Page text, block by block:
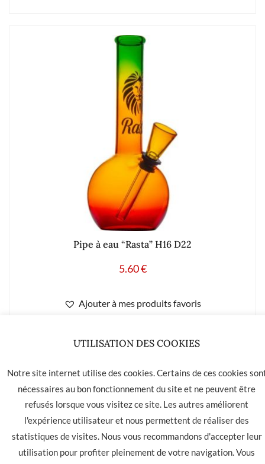
Pipe à eau “Rasta” H16 D22
5.60€
Ajouter à mes produits favoris
LA HAVANE 40 bis rue des Tilleuls 30900 NIMES - Tél: 04 66
05 01 31
Contact CGU CGV
UTILISATION DES COOKIES
Notre site internet utilise des cookies. Certains de ces cookies
nécessaires au bon fonctionnement du site et ne peuvent être
refusés lorsque vous visitez ce site. Les autres améliorent
l'expérience utilisateur et nous permettent de réaliser des
statistiques de visites. Nous vous recommandons d'accepter leur
utilisation pour profiter pleinement de votre navigation. Vous